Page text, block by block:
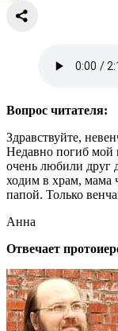
Вопрос читателя:
Здравствуйте,
Недавно погиб мой
очень любили друг
ходим в храм, мама
папой. Только
Анна
Отвечает